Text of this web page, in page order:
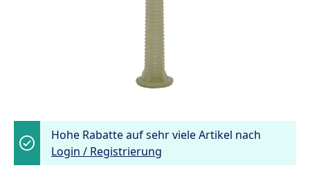
Hohe Rabatte auf sehr viele Artikel nach
Login / Registrierung